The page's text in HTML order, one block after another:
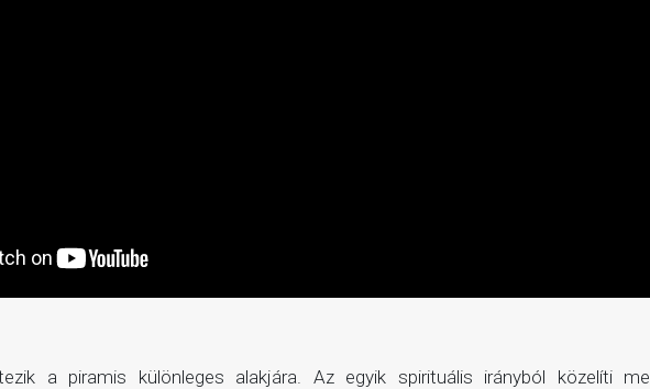
a piramis különleges alakjára. Az egyik spirituális irányból közelíti